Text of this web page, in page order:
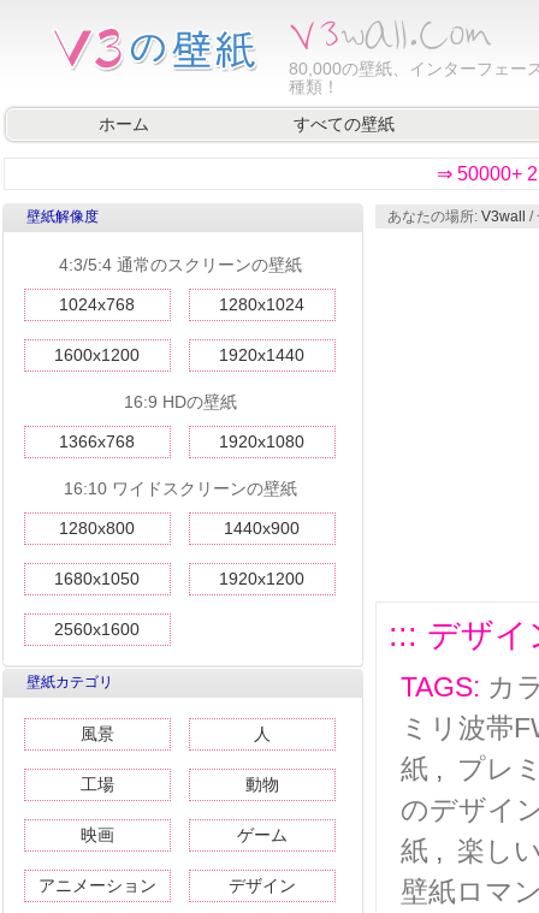
80,000の壁紙、インターフェー
種類！
ホーム
すべての壁紙
⇒ 50000+
壁紙解像度
4:3/5:4 通常のスクリーンの壁紙
1024x768 1280x1024
1600x1200 1920x1440
16:9 HDの壁紙
1366x768 1920x1080
16:10 ワイドスクリーンの壁紙
1280x800 1440x900
1680x1050 1920x1200
2560x1600
壁紙カテゴリ
風景 人
工場 動物
映画 ゲーム
アニメーション デザイン
あなたの場所: V3wall /
::: デザイ
TAGS: カ
ミリ波帯
紙 , プレ
のデザイ
紙 , 楽し
壁紙ロマ